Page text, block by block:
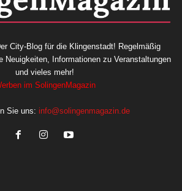
City-Blog für die Klingenstadt! Regelmäßig
Neuigkeiten, Informationen zu Veranstaltungen
und vieles mehr!
im SolingenMagazin
Sie uns: info@solingenmagazin.de